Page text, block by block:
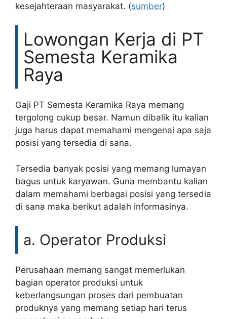
kesejahteraan masyarakat. (sumber)
Lowongan Kerja di PT
Semesta Keramika
Raya
Gaji PT Semesta Keramika Raya memang
tergolong cukup besar. Namun dibalik itu kalian
juga harus dapat memahami mengenai apa saja
posisi yang tersedia di sana.
Tersedia banyak posisi yang memang lumayan
bagus untuk karyawan. Guna membantu kalian
dalam memahami berbagai posisi yang tersedia
di sana maka berikut adalah informasinya.
a. Operator Produksi
Perusahaan memang sangat memerlukan
bagian operator produksi untuk
keberlangsungan proses dari pembuatan
produknya yang memang setiap hari terus